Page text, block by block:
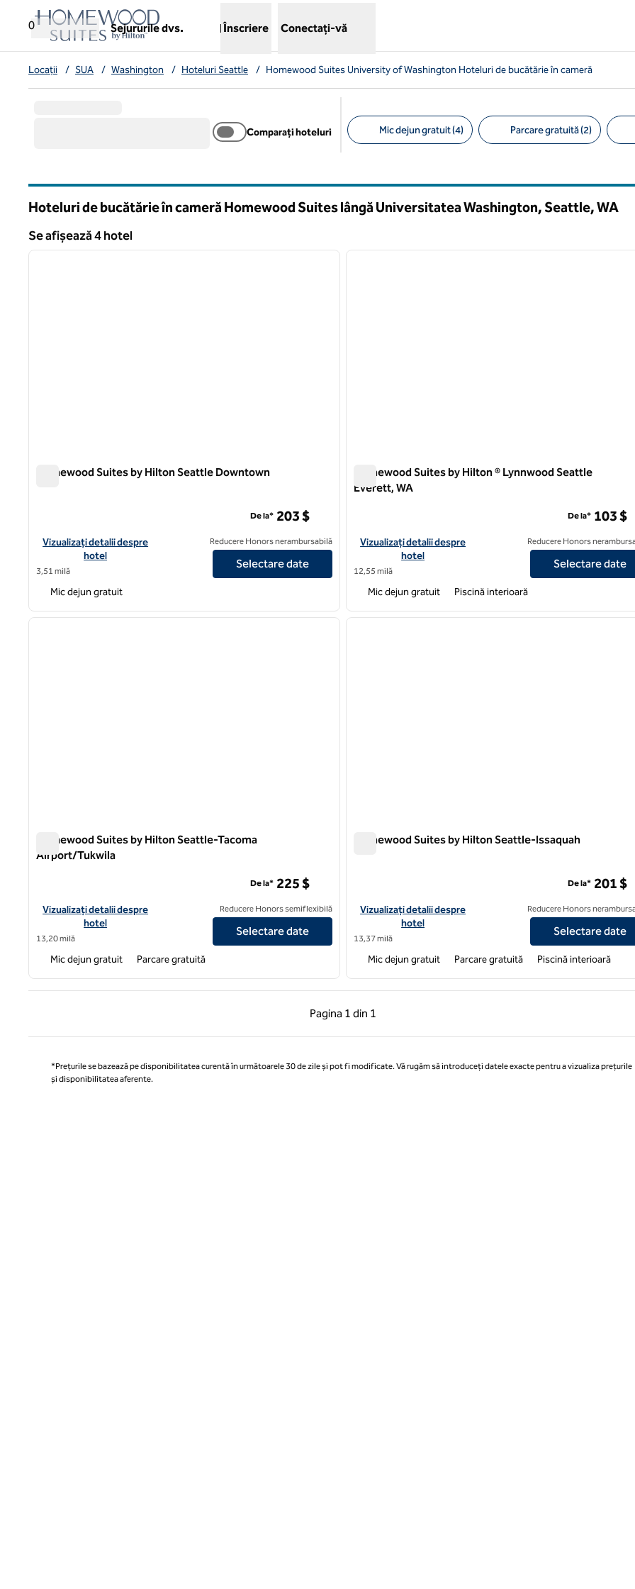
Salt la conținut
0
Sejururile dvs.
,deschide o filă nouă
Înscriere Conectați-vă
Locații / SUA / Washington / Hoteluri Seattle / Homewood Suites University of Washington Hoteluri de bucătărie în cameră
Comparați hoteluri Mic dejun gratuit (4) Parcare gratuită (2)
Hoteluri de bucătărie în cameră Homewood Suites lângă Universitatea Washington, Seattle,WA
Se afișează 4 hotel
Se afișează 4 hotel
1 din 12
imaginea următoare
Homewood Suites by Hilton Seattle Downtown
Vizualizați detaliile hotelului pentru Homewood Suites by Hilton Seattle Downtown
Vizualizați detalii despre
hotel
3,51 milă
De la* 203 $
Reducere Honors nerambursabilă
Selectare date
Mic dejun gratuit
1 din 11
Homewood Suites by Hilton ® Lynnwood Seattle
Everett, WA
Vizualizați detaliile hotelului pentru Homewood Suites by
Vizualizați detalii despre
hotel
12,55 milă
De la* 103 $
Reducere Honors
Selectare date
Mic dejun gratuit Piscină interioară
1 din 12
imaginea următoare
Homewood Suites by Hilton Seattle-Tacoma
Airport/Tukwila
Vizualizați detaliile hotelului pentru Homewood Suites by Hilton Seattle-Tacoma Airport/Tukwila
Vizualizați detalii despre
hotel
13,20 milă
De la* 225 $
Reducere Honors semiflexibilă
Selectare date
Mic dejun gratuit Parcare gratuită
1 din 12
Homewood Suites by Hilton Seattle-Issaquah
Vizualizați detaliile hotelului pentru Homewood Suites by
Vizualizați detalii despre
hotel
13,37 milă
De la* 201 $
Reducere Honors
Selectare date
Mic dejun gratuit Parcare gratuită Piscină interioară
Pagina 1 din 1
Pagina anterioară, 1 din 1
Pagina 1 din 1
*Prețurile se bazează pe disponibilitatea curentă în următoarele 30 de zile și pot fi modificate. Vă rugăm să introduceți datele exacte pentru a vizualiza prețurile
și disponibilitatea aferente.